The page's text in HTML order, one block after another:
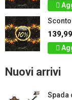
Sconto
Nuovi arrivi
Spada